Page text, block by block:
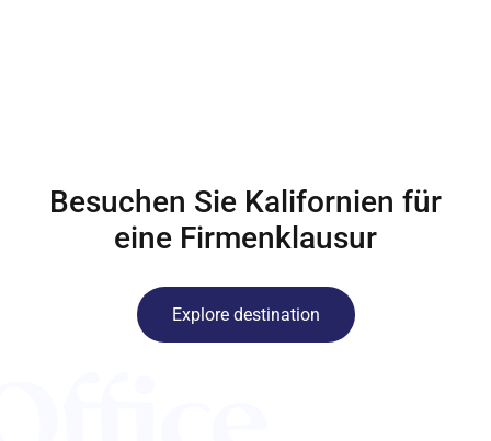
Besuchen Sie Kalifornien für
eine Firmenklausur
Explore destination